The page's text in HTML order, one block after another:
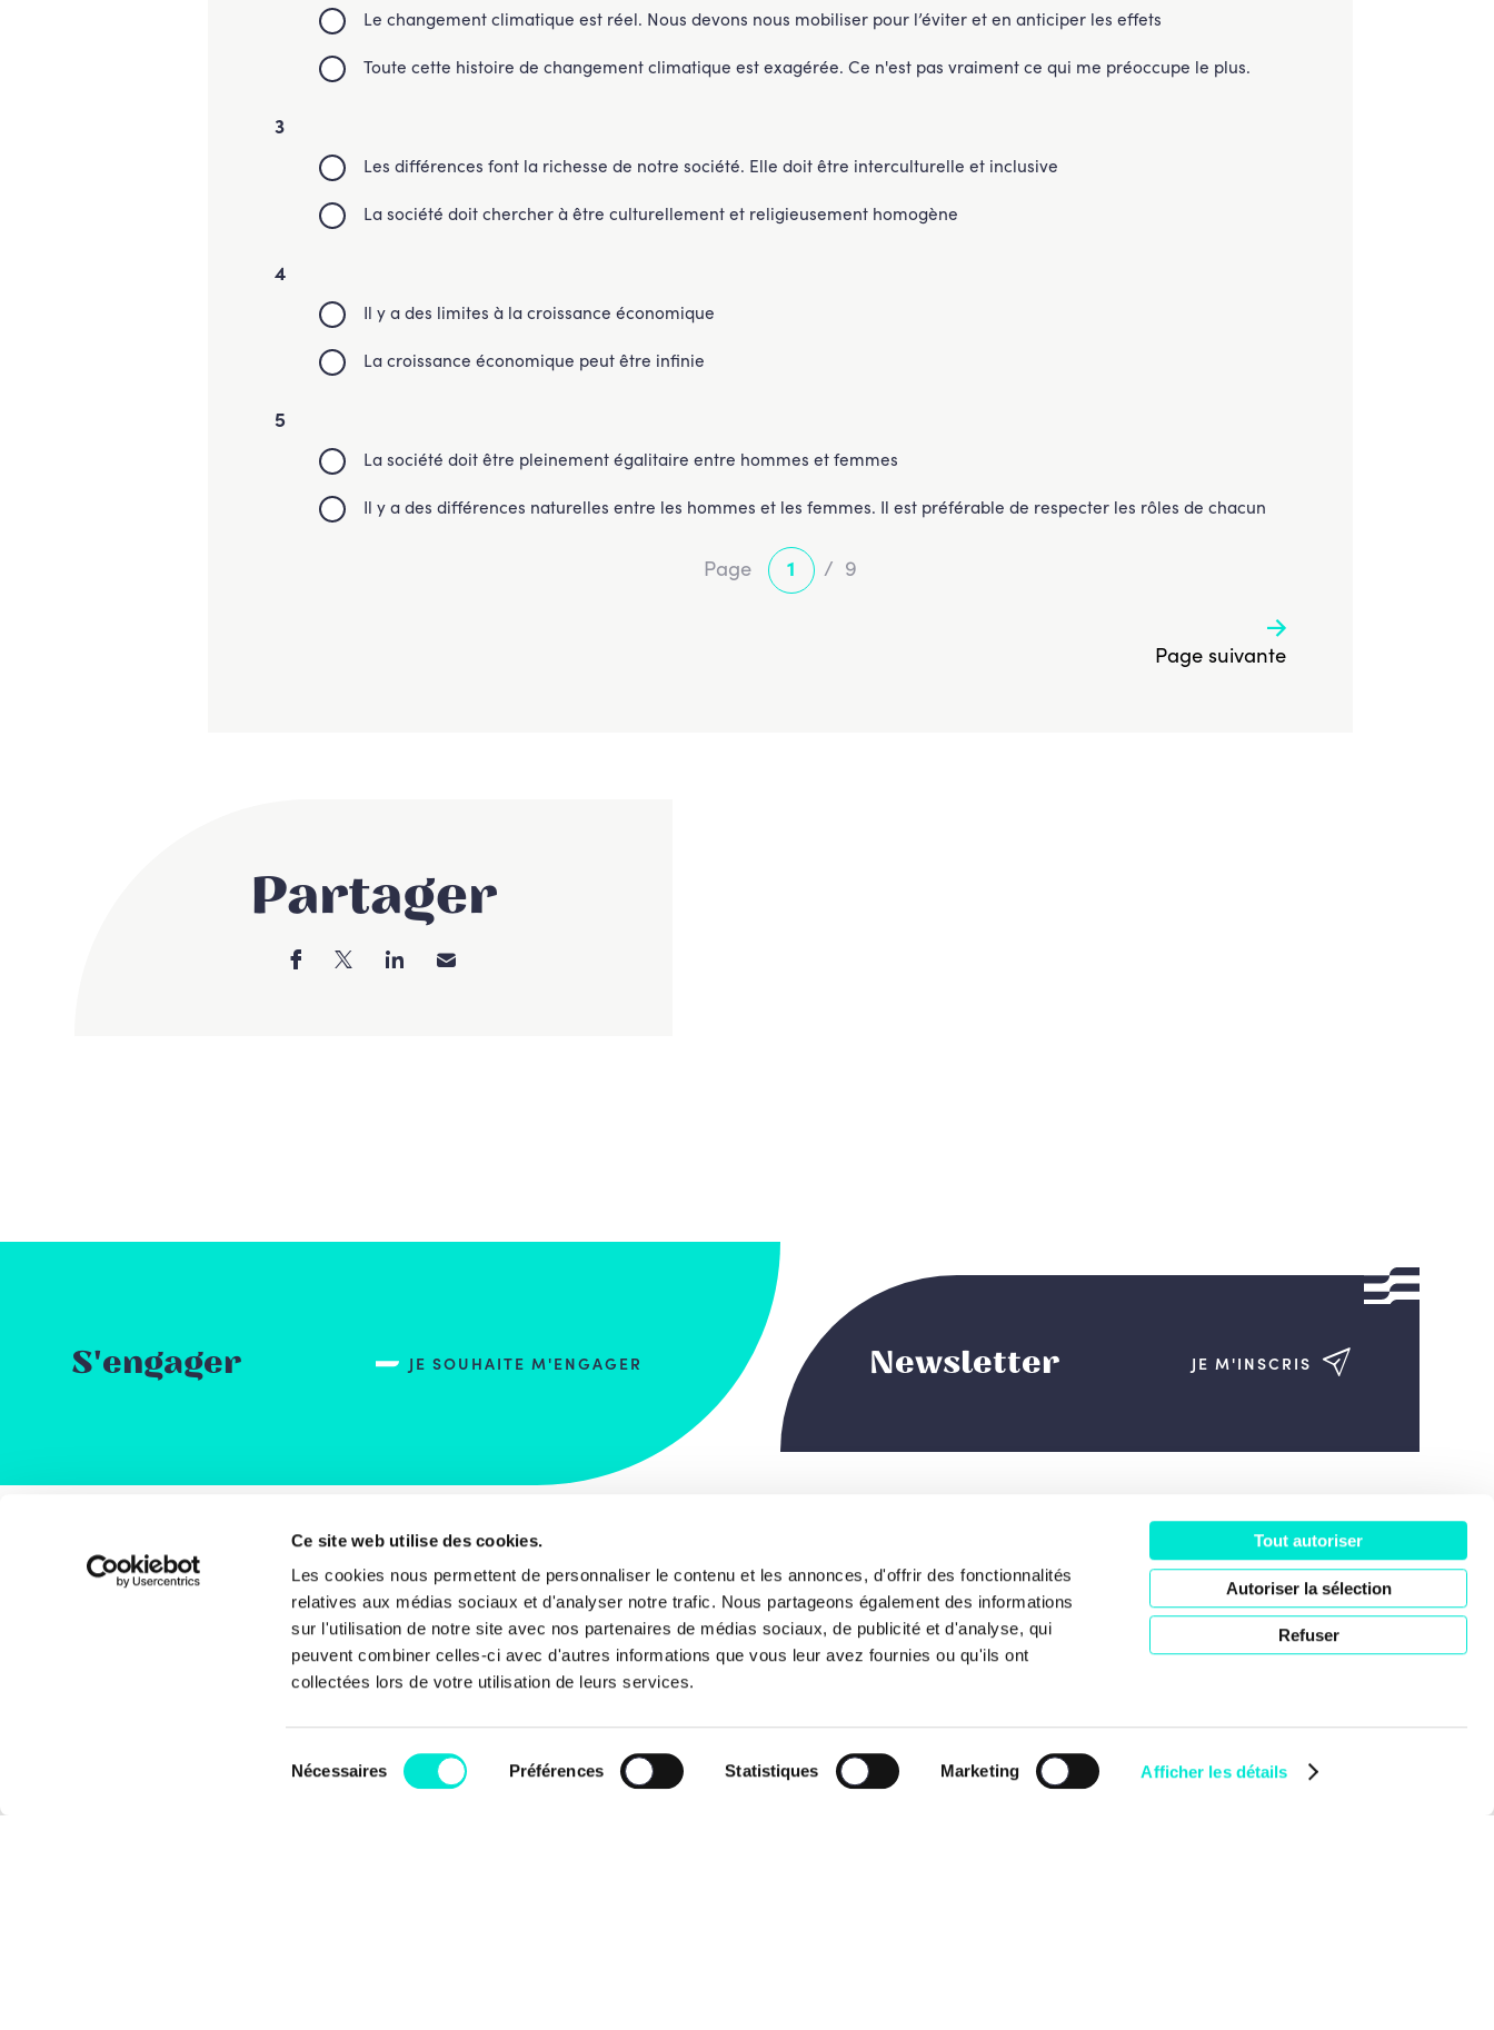
Ce site web utilise des cookies.
Les cookies nous permettent de personnaliser le contenu et les annonces, d'offrir des fonctionnalités
relatives aux médias sociaux et d'analyser notre trafic. Nous partageons également des informations
sur l'utilisation de notre site avec nos partenaires de médias sociaux, de publicité et d'analyse, qui
peuvent combiner celles-ci avec d'autres informations que vous leur avez fournies ou qu'ils ont
collectées lors de votre utilisation de leurs services.
du
Nécessaires Préférences Statistiques Marketing Afficher les détails
Tout autoriser
Autoriser la sélection
Refuser
Le changement climatique est réel. Nous devons nous mobiliser pour l’éviter et en anticiper les effets
Toute cette histoire de changement climatique est exagérée. Ce n'est pas vraiment ce qui me préoccupe le plus.
3
Les différences font la richesse de notre société. Elle doit être interculturelle et inclusive
La société doit chercher à être culturellement et religieusement homogène
4
Il y a des limites à la croissance économique
La croissance économique peut être infinie
5
La société doit être pleinement égalitaire entre hommes et femmes
Il y a des différences naturelles entre les hommes et les femmes. Il est préférable de respecter les rôles de chacun
Page 1 / 9
Page suivante
Partager
S'engager JE SOUHAITE M'ENGAGER Newsletter JE M'INSCRIS
Rue du Commerce, 123
1000, Bruxelles
Belgique
+32 2 238 01 11
Cotisations
BE68 3100 7290 0034
Notre projet de société
Les visages
News
Agenda
Le Mouvement